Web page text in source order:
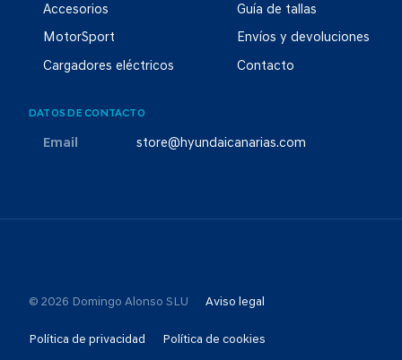
Accesorios
MotorSport
Cargadores eléctricos
Guía de tallas
Envíos y devoluciones
Contacto
DATOS DE CONTACTO
Email store@hyundaicanarias.com
© 2026 Domingo Alonso SLU Aviso legal
Política de privacidad Política de cookies